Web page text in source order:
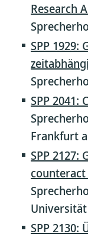
Research
SPP 1929:
SPP 2041:
Frankfurt
SPP 2127:
SPP